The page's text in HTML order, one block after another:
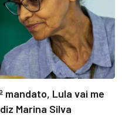
mandato, Lula vai me
Marina Silva